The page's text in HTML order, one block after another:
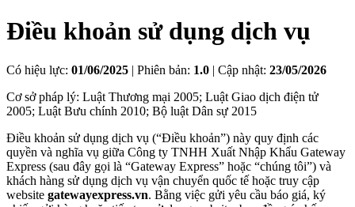
Điều khoản sử dụng dịch vụ
Có hiệu lực: 01/06/2025 | Phiên bản: 1.0 | Cập nhật: 23/05/2026
Cơ sở pháp lý: Luật Thương mại 2005; Luật Giao dịch điện tử
2005; Luật Bưu chính 2010; Bộ luật Dân sự 2015
Điều khoản sử dụng dịch vụ (“Điều khoản”) này quy định các
quyền và nghĩa vụ giữa Công ty TNHH Xuất Nhập Khẩu Gateway
Express (sau đây gọi là “Gateway Express” hoặc “chúng tôi”) và
khách hàng sử dụng dịch vụ vận chuyển quốc tế hoặc truy cập
website gatewayexpress.vn. Bằng việc gửi yêu cầu báo giá, ký